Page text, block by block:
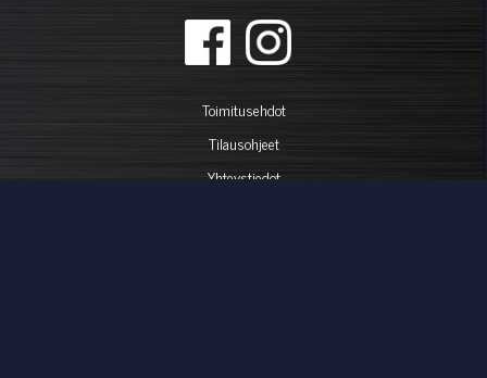
Toimitusehdot
Tilausohjeet
Yhteystiedot